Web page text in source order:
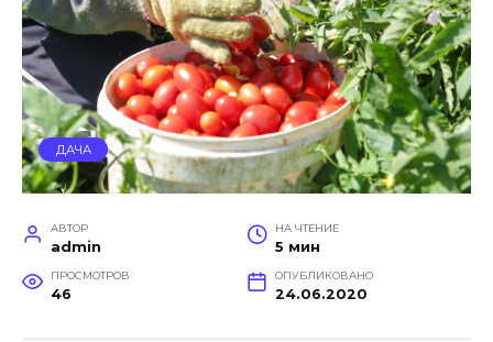
ДАЧА
АВТОР
admin
НА ЧТЕНИЕ
5 мин
ПРОСМОТРОВ
46
ОПУБЛИКОВАНО
24.06.2020